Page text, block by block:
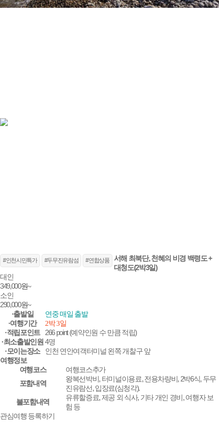
#인천시민특가 #두무진유람섬 #연합상품
서해 최북단, 천혜의 비경 백령도 +
대청도(2박3일)
대인
349,000원~
소인
290,000원~
·출발일 연중 매일 출발
·여행기간 2박 3일
·적립포인트
266 point (예약인원 수 만큼 적립)
·최소출발인원 4명
·모이는장소
인천 연안여객터미널 왼쪽 개찰구 앞
여행정보
여행코스
여행코스추가
포함내역
왕복선박비, 터미널이용료, 전용차량비, 2박6식, 두무
진유람선, 입장료(심청각).
불포함내역
유류할증료, 제공 외 식사, 기타 개인 경비, 여행자 보
험 등
관심여행 등록하기